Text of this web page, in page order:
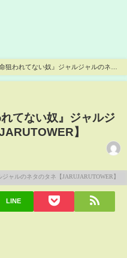
狙われてない奴』ジャルジャルのネタ
てない奴』ジャルジ
】
LINE